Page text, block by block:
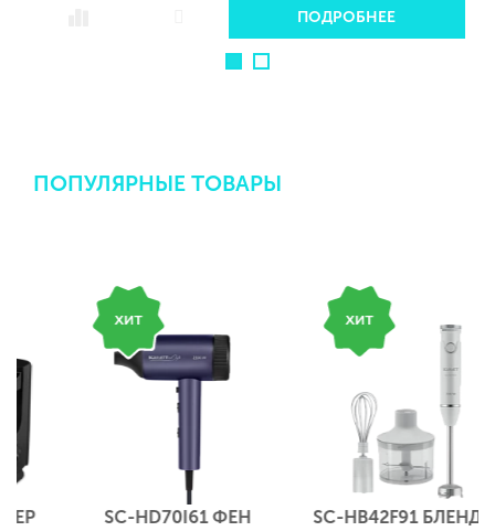
ПОДРОБНЕЕ
ПОПУЛЯРНЫЕ ТОВАРЫ
SC-HD70I61 ФЕН
SC-HB42F91 БЛЕНДЕР